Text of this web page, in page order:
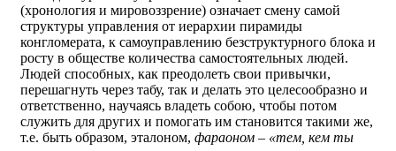
(хронология и мировоззрение) означает смену самой
структуры управления от иерархии пирамиды
конгломерата, к самоуправлению безструктурного блока и
росту в обществе количества самостоятельных людей.
Людей способных, как преодолеть свои привычки,
перешагнуть через табу, так и делать это целесообразно и
ответственно, научаясь владеть собою, чтобы потом
служить для других и помогать им становится такими же,
т.е. быть образом, эталоном, фараоном – «тем, кем ты